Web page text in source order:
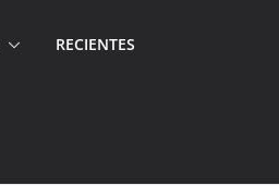
RECIENTES